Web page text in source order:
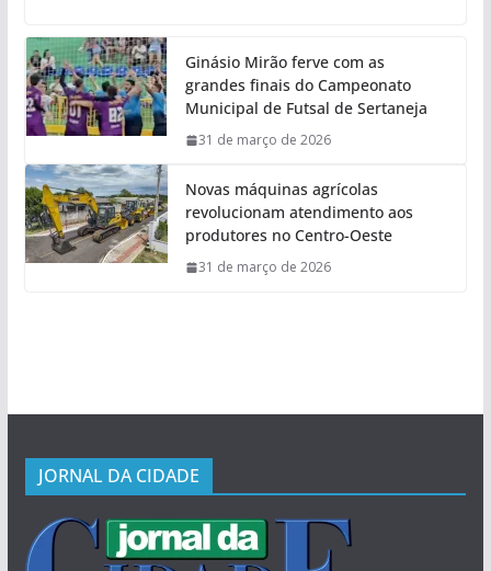
Ginásio Mirão ferve com as
grandes finais do Campeonato
Municipal de Futsal de Sertaneja
31 de março de 2026
Novas máquinas agrícolas
revolucionam atendimento aos
produtores no Centro-Oeste
31 de março de 2026
JORNAL DA CIDADE